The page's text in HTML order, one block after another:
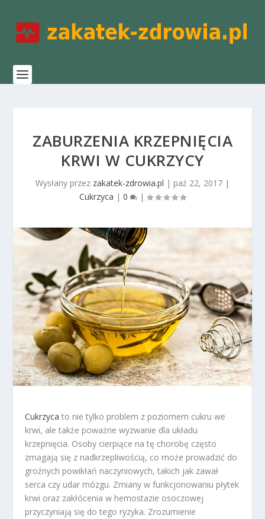
ZABURZENIA KRZEPNIĘCIA
KRWI W CUKRZYCY
Wysłany przez zakatek-zdrowia.pl | paź 22, 2017 |
Cukrzyca | 0 |
Cukrzyca to nie tylko problem z poziomem cukru we
krwi, ale także poważne wyzwanie dla układu
krzepnięcia. Osoby cierpiące na tę chorobę często
zmagają się z nadkrzepliwością, co może prowadzić do
groźnych powikłań naczyniowych, takich jak zawał
serca czy udar mózgu. Zmiany w funkcjonowaniu płytek
krwi oraz zakłócenia w hemostazie osoczowej
przyczyniają się do tego ryzyka. Zrozumienie